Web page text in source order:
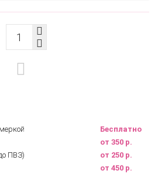
Бесплатно
от 350 р.
ПВЗ)
от 250 р.
от 450 р.